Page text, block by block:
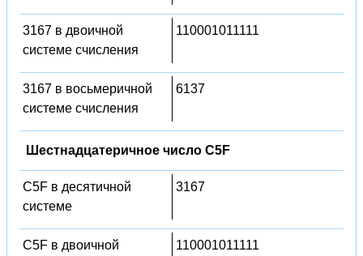
3167 в двоичной
системе счисления
110001011111
3167 в восьмеричной
системе счисления
6137
Шестнадцатеричное число C5F
C5F в десятичной
системе
3167
C5F в двоичной
110001011111